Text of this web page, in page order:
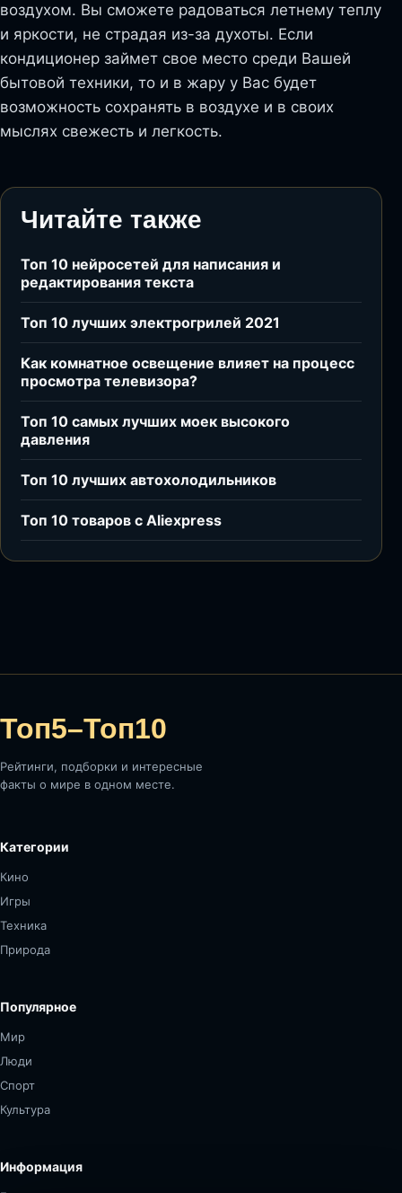
воздухом. Вы сможете радоваться летнему теплу
и яркости, не страдая из-за духоты. Если
кондиционер займет свое место среди Вашей
бытовой техники, то и в жару у Вас будет
возможность сохранять в воздухе и в своих
мыслях свежесть и легкость.
Читайте также
Топ 10 нейросетей для написания и
редактирования текста
Топ 10 лучших электрогрилей 2021
Как комнатное освещение влияет на процесс
просмотра телевизора?
Топ 10 самых лучших моек высокого
давления
Топ 10 лучших автохолодильников
Топ 10 товаров с Aliexpress
Топ5–Топ10
Рейтинги, подборки и интересные
факты о мире в одном месте.
Категории
Кино
Игры
Техника
Природа
Популярное
Мир
Люди
Спорт
Культура
Информация